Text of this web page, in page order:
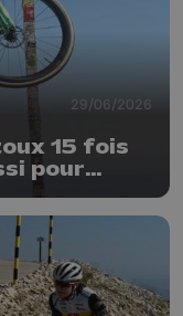
29/06/2026
15 fois
pour